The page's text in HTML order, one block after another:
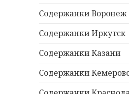
Содержанки Воронеж
Содержанки Иркутск
Содержанки Казани
Содержанки